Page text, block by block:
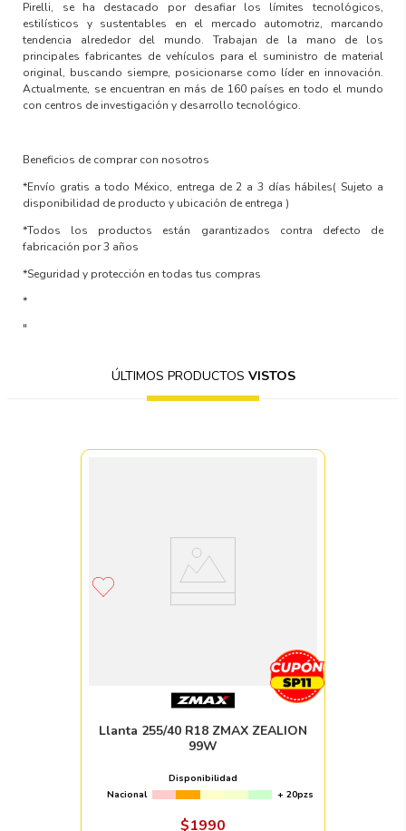
Pirelli, se ha destacado por desafiar los límites tecnológicos,
estilísticos y sustentables en el mercado automotriz, marcando
tendencia alrededor del mundo. Trabajan de la mano de los
principales fabricantes de vehículos para el suministro de material
original, buscando siempre, posicionarse como líder en innovación.
Actualmente, se encuentran en más de 160 países en todo el mundo
con centros de investigación y desarrollo tecnológico.
Beneficios de comprar con nosotros
*Envío gratis a todo México, entrega de 2 a 3 días hábiles( Sujeto a
disponibilidad de producto y ubicación de entrega )
*Todos los productos están garantizados contra defecto de
fabricación por 3 años
*Seguridad y protección en todas tus compras
*
"
ÚLTIMOS PRODUCTOS VISTOS
Llanta 255/40 R18 ZMAX ZEALION
99W
Disponibilidad
Nacional
+ 20pzs
$1990